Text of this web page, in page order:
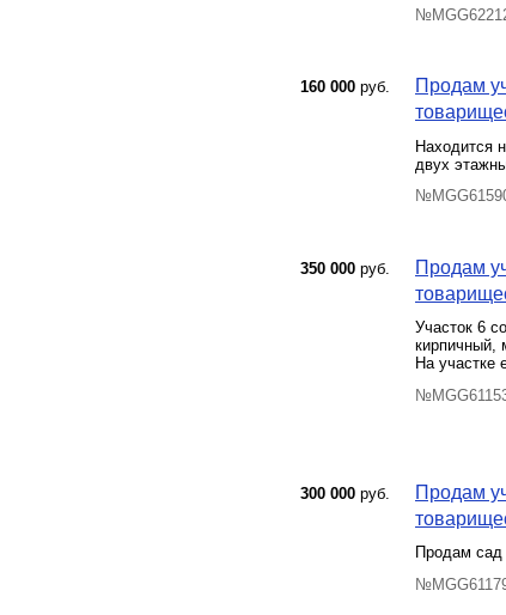
160 000 руб.
Продам
Находится
двух
350 000 руб.
Продам
Участок 6
кирпичный,
На участке
300 000 руб.
Продам
Продам сад